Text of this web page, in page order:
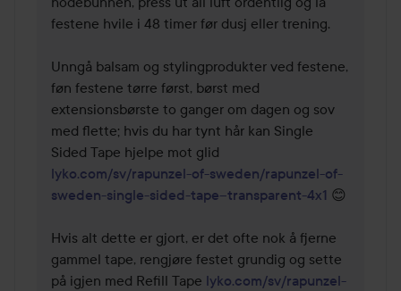
festene hvile i 48 timer før dusj eller trening.
Unngå balsam og stylingprodukter ved festene,
føn festene tørre først, børst med
extensionsbørste to ganger om dagen og sov
med flette; hvis du har tynt hår kan Single
lyko.com/sv/rapunzel-of-sweden/rapunzel-of-
sweden-single-sided-tape--transparent-4x1 😊
Hvis alt dette er gjort, er det ofte nok å fjerne
gammel tape, rengjøre festet grundig og sette
på igjen med Refill Tape lyko.com/sv/rapunzel-